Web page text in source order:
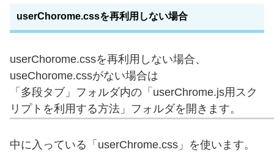
userChorome.cssを再利用しない場合
userChorome.cssを再利用しない場合、
useChorome.cssがない場合は
「多段タブ」フォルダ内の「userChrome.js用スク
リプトを利用する方法」フォルダを開きます。
中に入っている「userChrome.css」を使います。